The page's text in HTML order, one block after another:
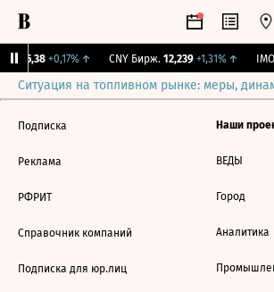
115,38 +0,17%↑ CNY Бирж. 12,239 +1,31%↑
Ситуация на топливном рынке: меры,
Подписка
Реклама
РФРИТ
Справочник компаний
Подписка для юр.лиц
Наши
ВЕДЫ
Город
Аналитика